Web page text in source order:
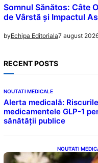
Somnul Sănătos: Câte
de Vârstă și Impactul
byEchipa Editoriala7 august
RECENT POSTS
NOUTATI MEDICALE
Alerta medicală:
medicamentele GLP-1
sănătății publice
NOUTATI
Postul